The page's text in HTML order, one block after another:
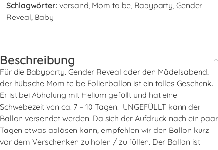
Schlagwörter: versand, Mom to be, Babyparty, Gender
Reveal, Baby
Beschreibung
Für die Babyparty, Gender Reveal oder den Mädelsabend,
der hübsche Mom to be Folienballon ist ein tolles Geschenk.
Er ist bei Abholung mit Helium gefüllt und hat eine
Schwebezeit von ca. 7 – 10 Tagen. UNGEFÜLLT kann der
Ballon versendet werden. Da sich der Aufdruck nach ein paar
Tagen etwas ablösen kann, empfehlen wir den Ballon kurz
vor dem Verschenken zu holen / zu füllen. Der Ballon ist